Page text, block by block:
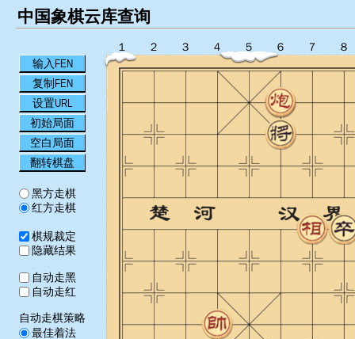
中国象棋云库查询
输入FEN
复制FEN
设置URL
初始局面
空白局面
翻转棋盘
黑方走棋
红方走棋
棋规裁定
隐藏结果
自动走黑
自动走红
自动走棋策略
最佳着法
１ ２ ３ ４ ５ ６ ７ ８